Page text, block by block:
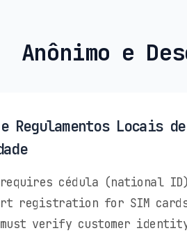
Anônimo e
Regulamentos Locais de
requires cédula (national ID)
registration for SIM
verify customer